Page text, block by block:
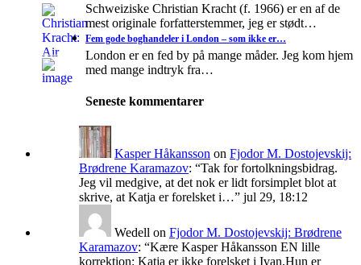
Schweiziske Christian Kracht (f. 1966) er en af de
mest originale forfatterstemmer, jeg er stødt…
Fem gode boghandeler i London – som ikke er…
London er en fed by på mange måder. Jeg kom hjem
med mange indtryk fra…
Seneste kommentarer
Kasper Håkansson on Fjodor M. Dostojevskij:
Brødrene Karamazov: “Tak for fortolkningsbidrag.
Jeg vil medgive, at det nok er lidt forsimplet blot at
skrive, at Katja er forelsket i…” jul 29, 18:12
Wedell on Fjodor M. Dostojevskij: Brødrene
Karamazov: “Kære Kasper Håkansson EN lille
korrektion: Katja er ikke forelsket i Ivan.Hun er